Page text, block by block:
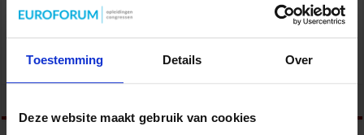
Toestemming Details Over
Deze website maakt gebruik van cookies
Zorg